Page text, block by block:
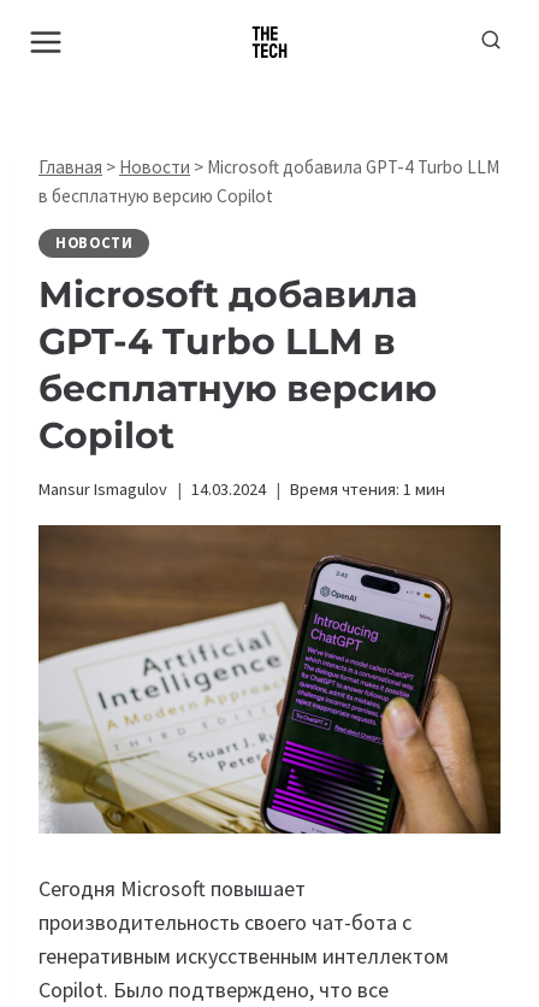
Главная > Новости > Microsoft добавила GPT-4 Turbo LLM
в бесплатную версию Copilot
НОВОСТИ
Microsoft добавила
GPT-4 Turbo LLM в
бесплатную версию
Copilot
Mansur Ismagulov 14.03.2024 Время чтения: 1 мин
Сегодня Microsoft повышает
производительность своего чат-бота с
генеративным искусственным интеллектом
Copilot. Было подтверждено, что все